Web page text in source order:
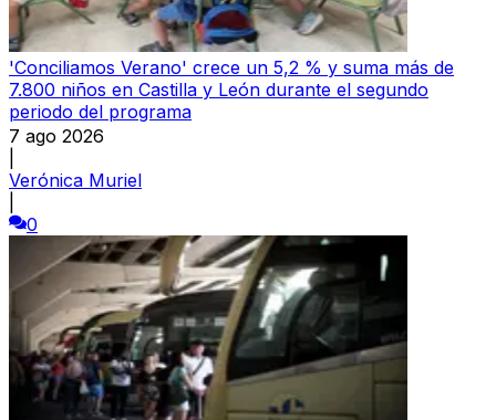
'Conciliamos Verano' crece un 5,2 % y suma más de
7.800 niños en Castilla y León durante el segundo
periodo del programa
7 ago 2026
Verónica Muriel
0